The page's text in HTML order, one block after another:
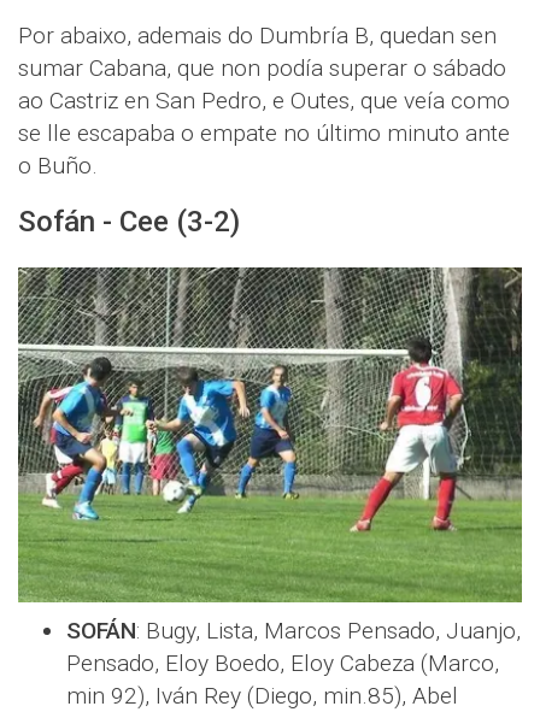
Por abaixo, ademais do Dumbría B, quedan sen
sumar Cabana, que non podía superar o sábado
ao Castriz en San Pedro, e Outes, que veía como
se lle escapaba o empate no último minuto ante
o Buño.
Sofán - Cee (3-2)
SOFÁN: Bugy, Lista, Marcos Pensado, Juanjo,
Pensado, Eloy Boedo, Eloy Cabeza (Marco,
min 92), Iván Rey (Diego, min.85), Abel